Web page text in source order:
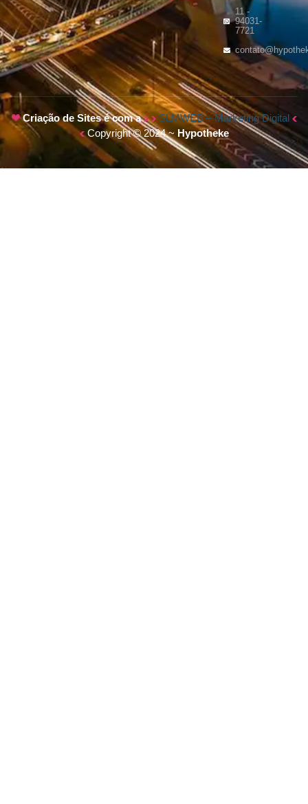
11 -
94031-
7721
Criação de Sites é com a
SLMWEB – Marketing Digital
Copyright © 2024 ~ Hypotheke